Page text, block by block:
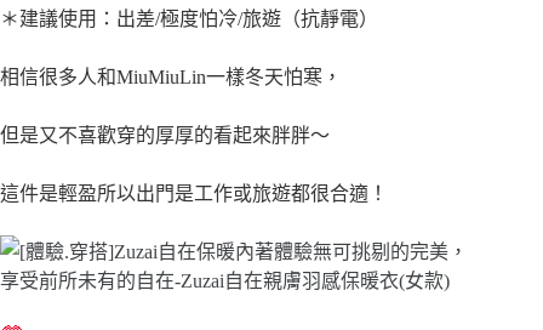
＊建議使用：出差/極度怕冷/旅遊（抗靜電）
相信很多人和MiuMiuLin一樣冬天怕寒，
但是又不喜歡穿的厚厚的看起來胖胖～
這件是輕盈所以出門是工作或旅遊都很合適！